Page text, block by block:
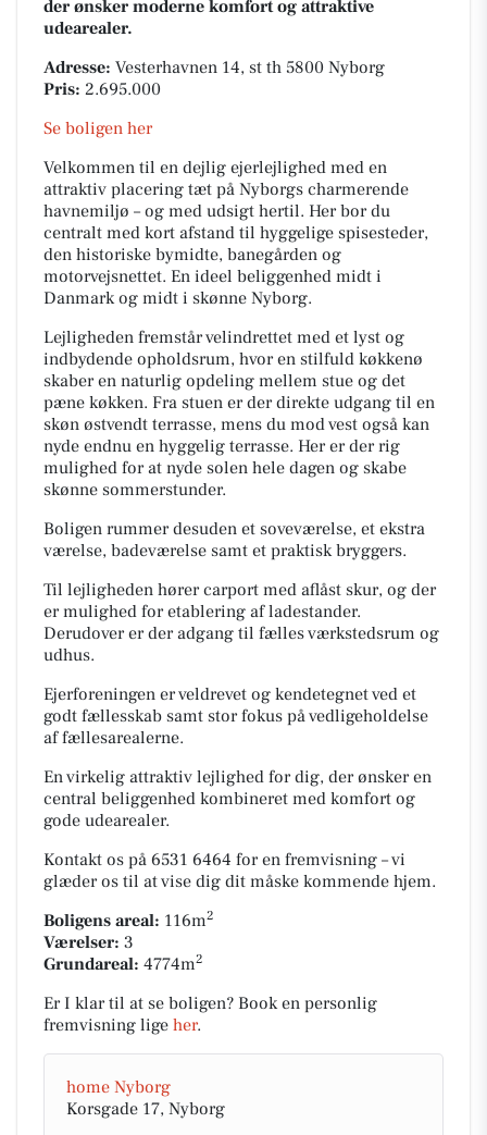
der ønsker moderne komfort og attraktive
udearealer.
Adresse: Vesterhavnen 14, st th 5800 Nyborg
Pris: 2.695.000
Se boligen her
Velkommen til en dejlig ejerlejlighed med en
attraktiv placering tæt på Nyborgs charmerende
havnemiljø – og med udsigt hertil. Her bor du
centralt med kort afstand til hyggelige spisesteder,
den historiske bymidte, banegården og
motorvejsnettet. En ideel beliggenhed midt i
Danmark og midt i skønne Nyborg.
Lejligheden fremstår velindrettet med et lyst og
indbydende opholdsrum, hvor en stilfuld køkkenø
skaber en naturlig opdeling mellem stue og det
pæne køkken. Fra stuen er der direkte udgang til en
skøn østvendt terrasse, mens du mod vest også kan
nyde endnu en hyggelig terrasse. Her er der rig
mulighed for at nyde solen hele dagen og skabe
skønne sommerstunder.
Boligen rummer desuden et soveværelse, et ekstra
værelse, badeværelse samt et praktisk bryggers.
Til lejligheden hører carport med aflåst skur, og der
er mulighed for etablering af ladestander.
Derudover er der adgang til fælles værkstedsrum og
udhus.
Ejerforeningen er veldrevet og kendetegnet ved et
godt fællesskab samt stor fokus på vedligeholdelse
af fællesarealerne.
En virkelig attraktiv lejlighed for dig, der ønsker en
central beliggenhed kombineret med komfort og
gode udearealer.
Kontakt os på 6531 6464 for en fremvisning – vi
glæder os til at vise dig dit måske kommende hjem.
Boligens areal: 116m2
Værelser: 3
Grundareal: 4774m2
Er I klar til at se boligen? Book en personlig
fremvisning lige her.
home Nyborg
Korsgade 17, Nyborg